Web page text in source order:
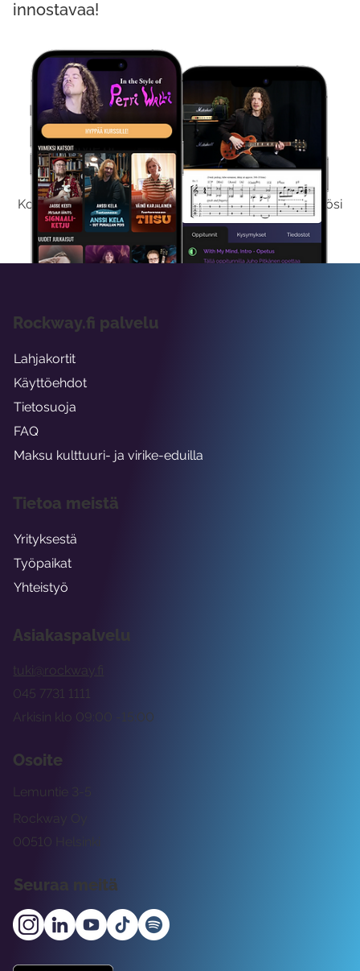
Kokeile Ilmaiseksi
Kokeilemalla ilmaiseksi saat koko sisältömme käyttöösi
viikon ajaksi.
innostavaa!
Asiakaspalvelu
tuki@rockway.fi
Arkisin klo 09:00 -15:00
045 7731 1111
Osoite
Rockway Oy
Lemuntie 3-5
00510 Helsinki
Seuraa meitä
Rockway.fi palvelu
Lahjakortit
Käyttöehdot
Tietosuoja
FAQ
Maksu kulttuuri- ja virike-eduilla
Tietoa meistä
Yrityksestä
Työpaikat
Yhteistyö